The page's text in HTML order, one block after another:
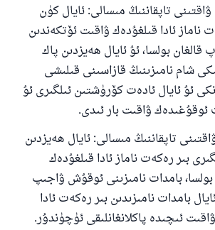
تاپقاننىڭ مىسالى: ئايال كۈن
ناماز ئادا قىلغۇدەك ۋاقىت ئۆتكەندىن
بولسا، ئۇ ئايال ھەيزدىن پاك
شام نامىزىنىڭ قازاسىنى قىلىشى
ئۇ ئايال ئادەت كۆرۈشتىن ئىلگىرى ئۇ
ئوقۇغىدەك ۋاقىت بار ئىدى.
تاپقاننىڭ مىسالى: ئايال ھەيزدىن
بىر رەكەت ناماز ئادا قىلغۇدەك
بولسا، بامدات نامىزىنى ئوقۇش ۋاجىپ
بامدات نامىزىدىن بىر رەكەت ئادا
ئىچىدە پاكلانغانلىقى ئۈچۈندۇر.